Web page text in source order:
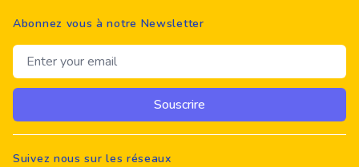
Abonnez vous à notre Newsletter
Email address
Souscrire
Suivez nous sur les réseaux